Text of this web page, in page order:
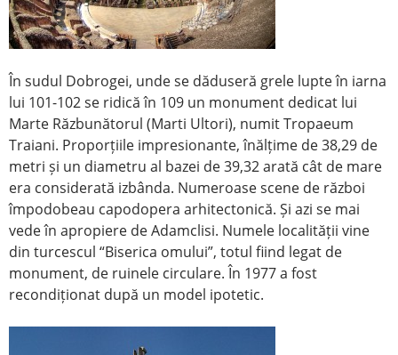
În sudul Dobrogei, unde se dăduseră grele lupte în iarna
lui 101-102 se ridică în 109 un monument dedicat lui
Marte Răzbunătorul (Marti Ultori), numit Tropaeum
Traiani. Proporțiile impresionante, înălțime de 38,29 de
metri și un diametru al bazei de 39,32 arată cât de mare
era considerată izbânda. Numeroase scene de război
împodobeau capodopera arhitectonică. Și azi se mai
vede în apropiere de Adamclisi. Numele localității vine
din turcescul “Biserica omului”, totul fiind legat de
monument, de ruinele circulare. În 1977 a fost
recondiționat după un model ipotetic.